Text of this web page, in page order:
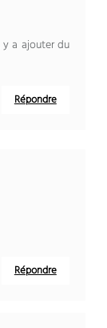
y a ajouter du
Répondre
Répondre